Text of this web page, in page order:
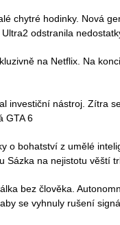
chytré hodinky. Nová
odstranila
na Netflix. Na
investiční nástroj. Zítra
GTA 6
o bohatství z umělé
Sázka na nejistotu věští
bez člověka.
se vyhnuly rušení